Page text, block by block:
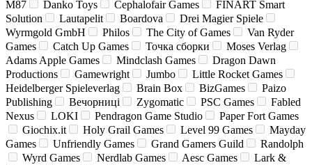
M87
Danko Toys Cephalofair Games
FINART Smart
Solution
Lautapelit Boardova
Drei Magier Spiele
Wyrmgold GmbH
Philos The City of Games
Van Ryder
Games
Catch Up Games Точка сборки
Moses Verlag
Adams Apple Games
Mindclash Games
Dragon Dawn
Productions
Gamewright Jumbo
Little Rocket Games
Heidelberger Spieleverlag
Brain Box BizGames
Paizo
Publishing
Вечорниці Zygomatic PSC Games
Fabled
Nexus
LOKI Pendragon Game Studio
Paper Fort Games
Giochix.it
Holy Grail Games Level 99 Games
Mayday
Games
Unfriendly Games Grand Gamers Guild
Randolph
Wyrd Games
Nerdlab Games Aesc Games
Lark &